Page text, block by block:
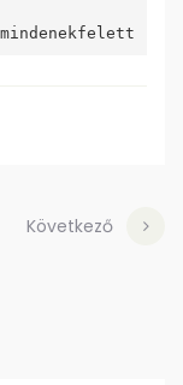
Következő